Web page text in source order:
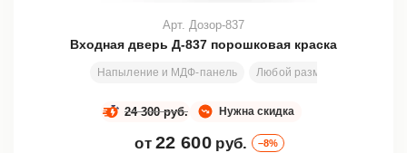
Входная дверь Д-837 порошковая краска
Напыление и МДФ-панель Любой размер
Арт. Дозор-837
Нужна скидка
24 300 руб.
от 22 600 руб. –8%